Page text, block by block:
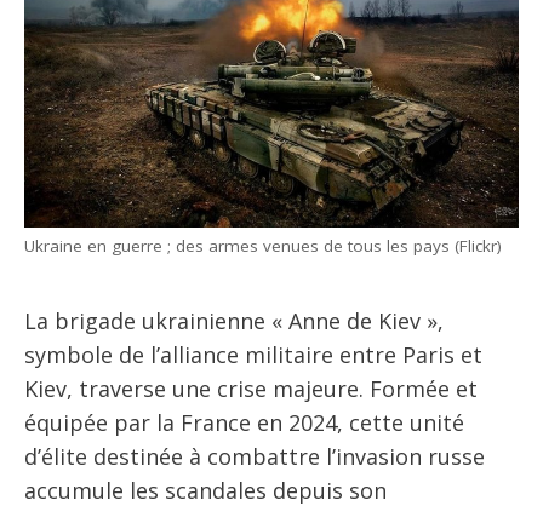
Ukraine en guerre ; des armes venues de tous les pays (Flickr)
La brigade ukrainienne « Anne de Kiev »,
symbole de l’alliance militaire entre Paris et
Kiev, traverse une crise majeure. Formée et
équipée par la France en 2024, cette unité
d’élite destinée à combattre l’invasion russe
accumule les scandales depuis son